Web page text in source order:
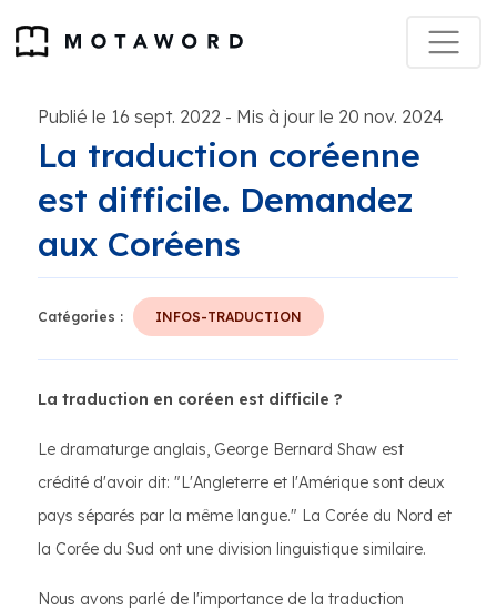
Publié le 16 sept. 2022 - Mis à jour le 20 nov. 2024
La traduction coréenne
est difficile. Demandez
aux Coréens
Catégories : INFOS-TRADUCTION
La traduction en coréen est difficile ?
Le dramaturge anglais, George Bernard Shaw est
crédité d'avoir dit: "L'Angleterre et l'Amérique sont deux
pays séparés par la même langue." La Corée du Nord et
la Corée du Sud ont une division linguistique similaire.
Nous avons parlé de l'importance de la traduction